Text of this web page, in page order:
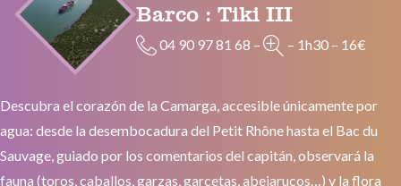
Barco : Tiki III
04 90 97 81 68 – – 1h30 – 16€
Descubra el corazón de la Camarga, accesible únicamente por
agua: desde la desembocadura del Petit Rhône hasta el Bac du
Sauvage, guiado por los comentarios del capitán, observará la
fauna (toros, caballos, garzas, garcetas, abejarucos…) y la flora